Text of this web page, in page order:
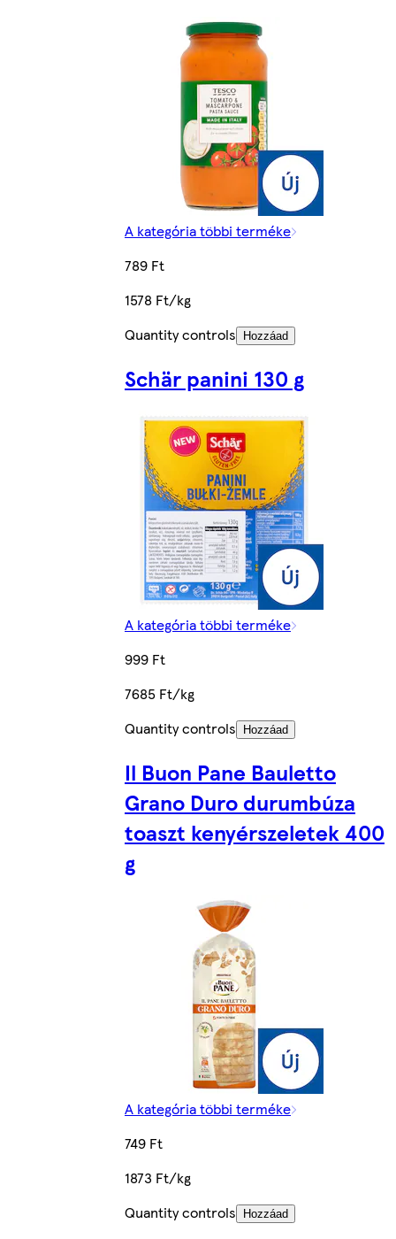
A kategória többi terméke
789 Ft
1578 Ft/kg
Quantity controls
Hozzáad
Schär panini 130 g
A kategória többi terméke
999 Ft
7685 Ft/kg
Quantity controls
Hozzáad
Il Buon Pane Bauletto
Grano Duro durumbúza
toaszt kenyérszeletek 400
g
A kategória többi terméke
749 Ft
1873 Ft/kg
Quantity controls
Hozzáad